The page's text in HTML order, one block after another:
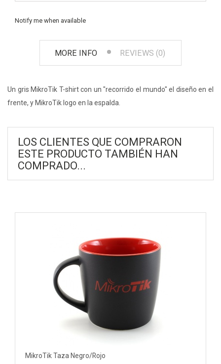
Notify me when available
MORE INFO REVIEWS (0)
Un gris MikroTik T-shirt con un "recorrido el mundo" el diseño en el
frente, y MikroTik logo en la espalda.
LOS CLIENTES QUE COMPRARON
ESTE PRODUCTO TAMBIÉN HAN
COMPRADO...
MikroTik Taza Negro/Rojo